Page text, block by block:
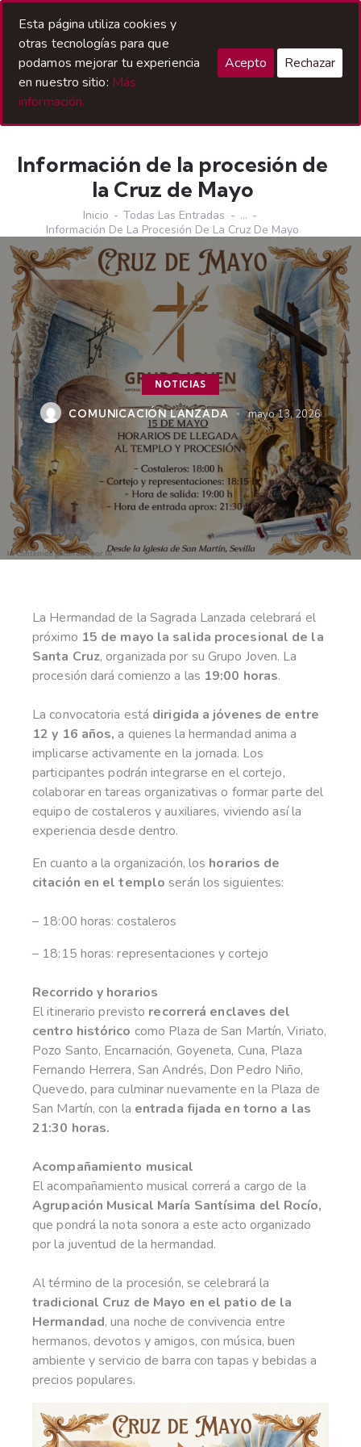
Información de la procesión de
la Cruz de Mayo
Inicio Todas Las Entradas
...
Información De La Procesión De La Cruz De Mayo
NOTICIAS
COMUNICACIÓN LANZADA mayo 13, 2026
La Hermandad de la Sagrada Lanzada celebrará el
próximo 15 de mayo la salida procesional de la
Santa Cruz, organizada por su Grupo Joven. La
procesión dará comienzo a las 19:00 horas.
La convocatoria está dirigida a jóvenes de entre
12 y 16 años,a quienes la hermandad anima a
implicarse activamente en la jornada. Los
participantes podrán integrarse en el cortejo,
colaborar en tareas organizativas o formar parte del
equipo de costaleros y auxiliares, viviendo así la
experiencia desde dentro.
En cuanto a la organización, los horarios de
citación en el templo serán los siguientes:
– 18:00 horas: costaleros
– 18:15 horas: representaciones y cortejo
Recorrido y horarios
El itinerario previsto recorrerá enclaves del
centro histórico como Plaza de San Martín, Viriato,
Pozo Santo, Encarnación, Goyeneta, Cuna, Plaza
Fernando Herrera, San Andrés, Don Pedro Niño,
Quevedo, para culminar nuevamente en la Plaza de
San Martín, con la entrada fijada en torno a las
21:30 horas.
Acompañamiento musical
El acompañamiento musical correrá a cargo de la
Agrupación Musical María Santísima del Rocío,
que pondrá la nota sonora a este acto organizado
por la juventud de la hermandad.
Al término de la procesión, se celebrará la
tradicional Cruz de Mayo en el patio de la
Hermandad, una noche de convivencia entre
hermanos, devotos y amigos, con música, buen
ambiente y servicio de barra con tapas y bebidas a
precios populares.
Esta página utiliza cookies y
otras tecnologías para que
podamos mejorar tu experiencia
en nuestro sitio: Más
información.
Acepto Rechazar